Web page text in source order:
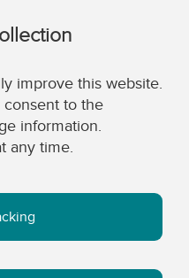
improve this website.
consent to the
information.
any time.